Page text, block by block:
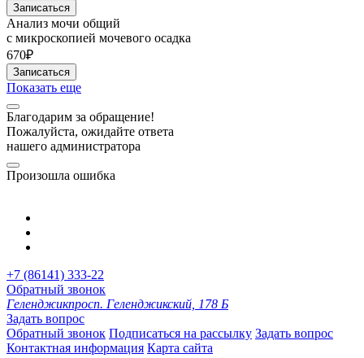
Записаться
Анализ мочи общий
с микроскопией мочевого осадка
670₽
Записаться
Показать еще
Благодарим за обращение!
Пожалуйста, ожидайте ответа
нашего администратора
Произошла ошибка
+7 (86141) 333-22
Обратный звонок
Геленджикпросп. Геленджикский, 178 Б
Задать вопрос
Обратный звонок Подписаться на рассылку Задать вопрос
Контактная информация Карта сайта